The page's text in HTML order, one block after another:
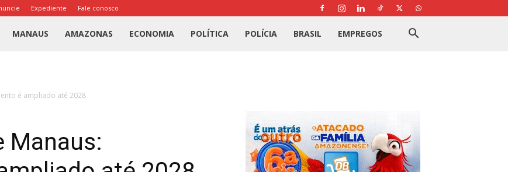
Expediente Fale conosco
MANAUS AMAZONAS ECONOMIA POLÍTICA POLÍCIA BRASIL EMPREGOS
é ampliado até 2028
Manaus: